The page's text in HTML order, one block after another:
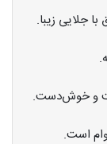
جلایی زیبا.
و خوش‌دست.
است.